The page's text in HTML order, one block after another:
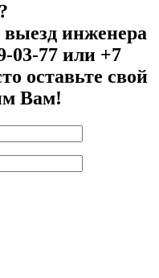
инженера
03-77 или +7
оставьте свой
Вам!